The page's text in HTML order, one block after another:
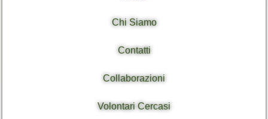
Chi Siamo
Contatti
Collaborazioni
Volontari Cercasi